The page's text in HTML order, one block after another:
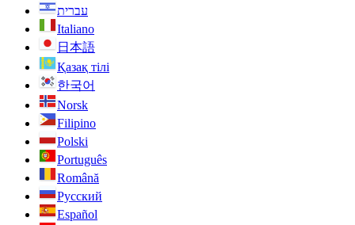
עברית
Italiano
日本語
Қазақ тілі
한국어
Norsk
Filipino
Polski
Português
Română
Русский
Español